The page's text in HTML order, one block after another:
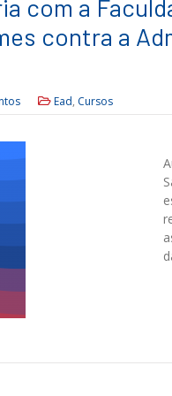
com a
contra a
Ead, Cursos